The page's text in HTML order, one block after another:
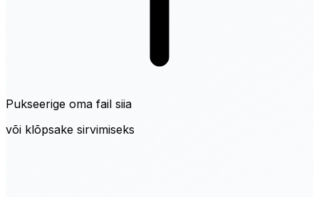
Pukseerige oma fail siia
või klõpsake sirvimiseks